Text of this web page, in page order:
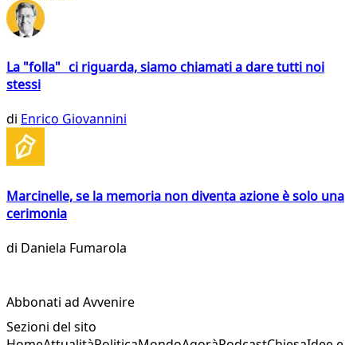
La "folla" ci riguarda, siamo chiamati a dare tutti noi
stessi
di Enrico Giovannini
Marcinelle, se la memoria non diventa azione è solo una
cerimonia
di Daniela Fumarola
Abbonati ad Avvenire
Sezioni del sito